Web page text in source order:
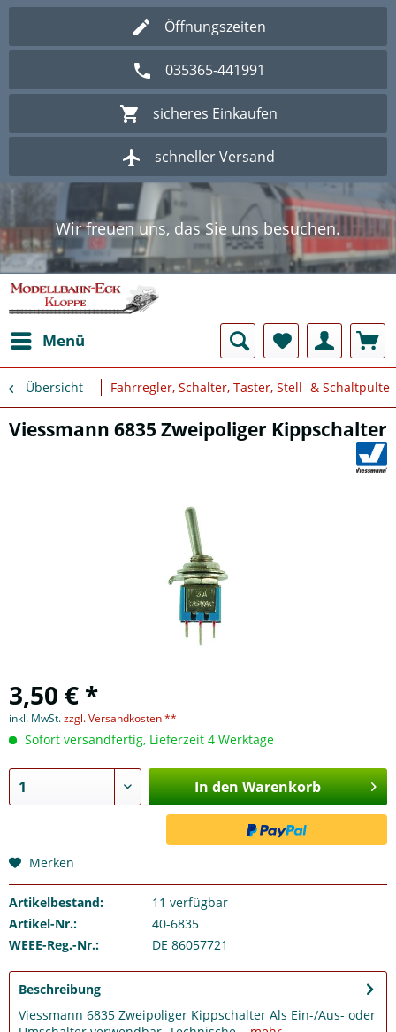
Öffnungszeiten
035365-441991
sicheres Einkaufen
schneller Versand
Wir freuen uns, das Sie uns besuchen.
Herzlich Willkommen im Onlineshop
Modellbahn - Eck Kloppe.
Wir freuen uns, das Sie uns besuchen.
Herzlich Willkommen im Onlineshop
Modellbahn - Eck Kloppe.
Menü
Übersicht Fahrregler, Schalter, Taster, Stell- & Schaltpulte
Viessmann 6835 Zweipoliger Kippschalter
3,50 € *
inkl. MwSt.zzgl. Versandkosten **
Sofort versandfertig, Lieferzeit 4 Werktage
In den Warenkorb
Merken
Artikelbestand: 11 verfügbar
Artikel-Nr.:
40-6835
WEEE-Reg.-Nr.:
DE 86057721
Beschreibung
Viessmann 6835 Zweipoliger Kippschalter Als Ein-/Aus- oder